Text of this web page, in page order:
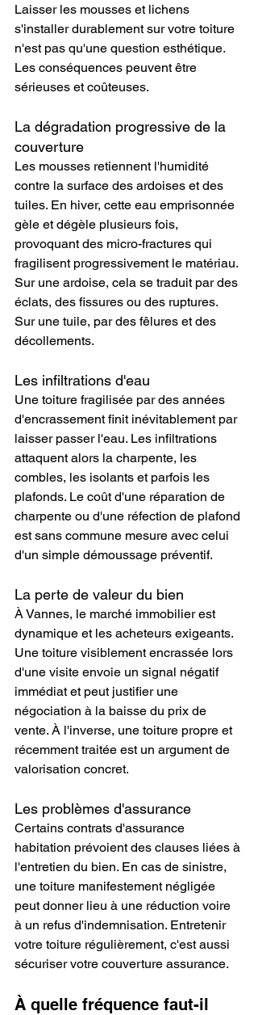
Laisser les mousses et lichens
s'installer durablement sur votre toiture
n'est pas qu'une question esthétique.
Les conséquences peuvent être
sérieuses et coûteuses.
La dégradation progressive de la
couverture
Les mousses retiennent l'humidité
contre la surface des ardoises et des
tuiles. En hiver, cette eau emprisonnée
gèle et dégèle plusieurs fois,
provoquant des micro-fractures qui
fragilisent progressivement le matériau.
Sur une ardoise, cela se traduit par des
éclats, des fissures ou des ruptures.
Sur une tuile, par des fêlures et des
décollements.
Les infiltrations d'eau
Une toiture fragilisée par des années
d'encrassement finit inévitablement par
laisser passer l'eau. Les infiltrations
attaquent alors la charpente, les
combles, les isolants et parfois les
plafonds. Le coût d'une réparation de
charpente ou d'une réfection de plafond
est sans commune mesure avec celui
d'un simple démoussage préventif.
La perte de valeur du bien
À Vannes, le marché immobilier est
dynamique et les acheteurs exigeants.
Une toiture visiblement encrassée lors
d'une visite envoie un signal négatif
immédiat et peut justifier une
négociation à la baisse du prix de
vente. À l'inverse, une toiture propre et
récemment traitée est un argument de
valorisation concret.
Les problèmes d'assurance
Certains contrats d'assurance
habitation prévoient des clauses liées à
l'entretien du bien. En cas de sinistre,
une toiture manifestement négligée
peut donner lieu à une réduction voire
à un refus d'indemnisation. Entretenir
votre toiture régulièrement, c'est aussi
sécuriser votre couverture assurance.
À quelle fréquence faut-il